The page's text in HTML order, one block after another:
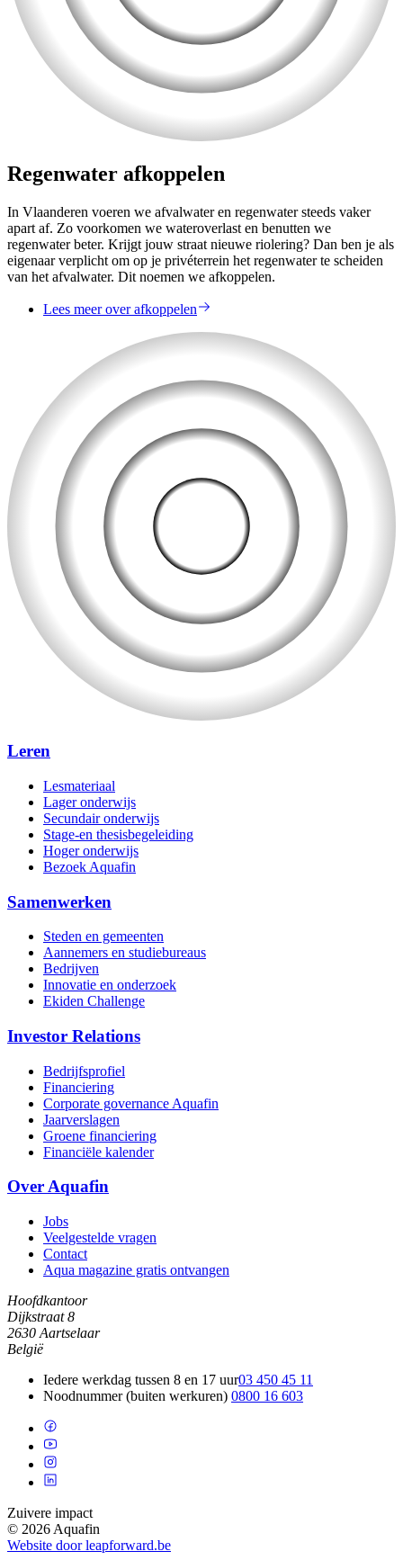
Regenwater afkoppelen
In Vlaanderen voeren we afvalwater en regenwater steeds vaker
apart af. Zo voorkomen we wateroverlast en benutten we
regenwater beter. Krijgt jouw straat nieuwe riolering? Dan ben je als
eigenaar verplicht om op je privéterrein het regenwater te scheiden
van het afvalwater. Dit noemen we afkoppelen.
Lees meer over afkoppelen
Leren
Lesmateriaal
Lager onderwijs
Secundair onderwijs
Stage-en thesisbegeleiding
Hoger onderwijs
Bezoek Aquafin
Samenwerken
Steden en gemeenten
Aannemers en studiebureaus
Bedrijven
Innovatie en onderzoek
Ekiden Challenge
Investor Relations
Bedrijfsprofiel
Financiering
Corporate governance Aquafin
Jaarverslagen
Groene financiering
Financiële kalender
Over Aquafin
Jobs
Veelgestelde vragen
Contact
Aqua magazine gratis ontvangen
Hoofdkantoor
Dijkstraat 8
2630 Aartselaar
België
Iedere werkdag tussen 8 en 17 uur03 450 45 11
Noodnummer (buiten werkuren) 0800 16 603
Zuivere impact
© 2026 Aquafin
Website door leapforward.be